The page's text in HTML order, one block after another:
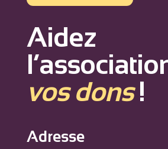
Aidez
vos dons!
Adresse